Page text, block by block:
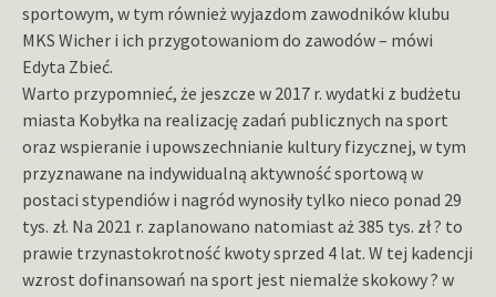
sportowym, w tym również wyjazdom zawodników klubu
MKS Wicher i ich przygotowaniom do zawodów – mówi
Edyta Zbieć.
Warto przypomnieć, że jeszcze w 2017 r. wydatki z budżetu
miasta Kobyłka na realizację zadań publicznych na sport
oraz wspieranie i upowszechnianie kultury fizycznej, w tym
przyznawane na indywidualną aktywność sportową w
postaci stypendiów i nagród wynosiły tylko nieco ponad 29
tys. zł. Na 2021 r. zaplanowano natomiast aż 385 tys. zł ? to
prawie trzynastokrotność kwoty sprzed 4 lat. W tej kadencji
wzrost dofinansowań na sport jest niemalże skokowy ? w